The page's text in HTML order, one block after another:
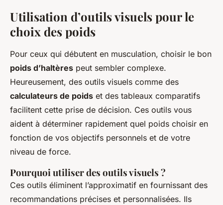
Utilisation d’outils visuels pour le
choix des poids
Pour ceux qui débutent en musculation, choisir le bon
poids d’haltères peut sembler complexe.
Heureusement, des outils visuels comme des
calculateurs de poids et des tableaux comparatifs
facilitent cette prise de décision. Ces outils vous
aident à déterminer rapidement quel poids choisir en
fonction de vos objectifs personnels et de votre
niveau de force.
Pourquoi utiliser des outils visuels ?
Ces outils éliminent l’approximatif en fournissant des
recommandations précises et personnalisées. Ils